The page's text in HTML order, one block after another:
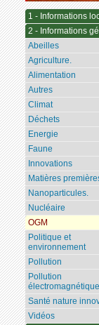
1 - Informations
2 - Informations
Abeilles
Agriculture.
Alimentation
Autres
Climat
Déchets
Energie
Faune
Innovations
Matières
Nanoparticules.
Nucléaire
OGM
Politique et
environnement
Pollution
Pollution
Santé nature
Vidéos